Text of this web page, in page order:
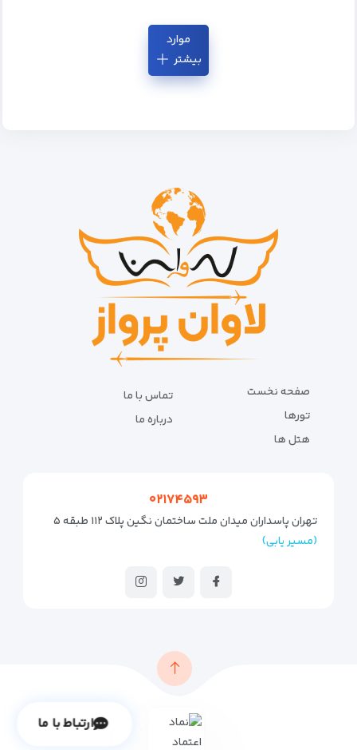
موارد
بیشتر
صفحه نخست
تورها
هتل ها
تماس با ما
درباره ما
۰۲۱۷۴۵۹۳
تهران پاسداران میدان ملت ساختمان نگین پلاک ۱۱۲ طبقه ۵
(مسیر یابی)
ارتباط با ما